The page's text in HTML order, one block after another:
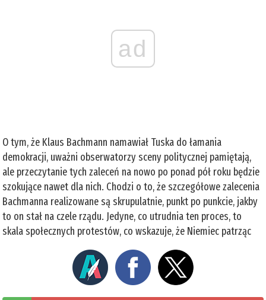
ad
O tym, że Klaus Bachmann namawiał Tuska do łamania
demokracji, uważni obserwatorzy sceny politycznej pamiętają,
ale przeczytanie tych zaleceń na nowo po ponad pół roku będzie
szokujące nawet dla nich. Chodzi o to, że szczegółowe zalecenia
Bachmanna realizowane są skrupulatnie, punkt po punkcie, jakby
to on stał na czele rządu. Jedyne, co utrudnia ten proces, to
skala społecznych protestów, co wskazuje, że Niemiec patrząc